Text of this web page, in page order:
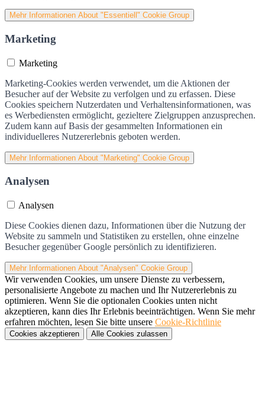
Mehr Informationen About "Essentiell" Cookie Group
Marketing
Marketing
Marketing-Cookies werden verwendet, um die Aktionen der
Besucher auf der Website zu verfolgen und zu erfassen. Diese
Cookies speichern Nutzerdaten und Verhaltensinformationen, was
es Werbediensten ermöglicht, gezieltere Zielgruppen anzusprechen.
Zudem kann auf Basis der gesammelten Informationen ein
individuelleres Nutzererlebnis geboten werden.
Mehr Informationen About "Marketing" Cookie Group
Analysen
Analysen
Diese Cookies dienen dazu, Informationen über die Nutzung der
Website zu sammeln und Statistiken zu erstellen, ohne einzelne
Besucher gegenüber Google persönlich zu identifizieren.
Mehr Informationen About "Analysen" Cookie Group
Wir verwenden Cookies, um unsere Dienste zu verbessern,
personalisierte Angebote zu machen und Ihr Nutzererlebnis zu
optimieren. Wenn Sie die optionalen Cookies unten nicht
akzeptieren, kann dies Ihr Erlebnis beeinträchtigen. Wenn Sie mehr
erfahren möchten, lesen Sie bitte unsere Cookie-Richtlinie
Cookies akzeptieren Alle Cookies zulassen